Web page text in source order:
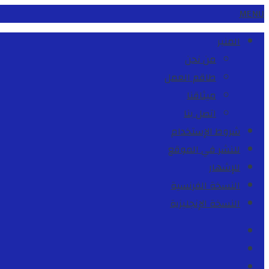
MENU
المنبر
من نحن
طاقم العمل
ميثاقنا
اتصل بنا
شروط الإستخدام
للنشر في الموقع
للإشهار
النسخة الفرنسية
النسخة الإنجليزية